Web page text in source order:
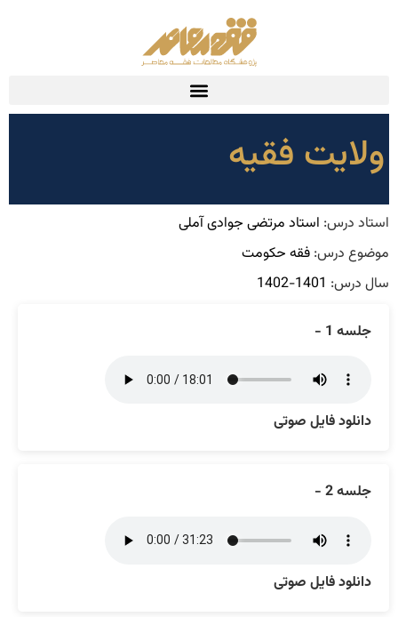
ولایت فقیه
استاد درس: استاد مرتضی جوادی آملی
موضوع درس: فقه حکومت
سال درس: 1401-1402
جلسه 1 -
دانلود فایل صوتی
جلسه 2 -
دانلود فایل صوتی